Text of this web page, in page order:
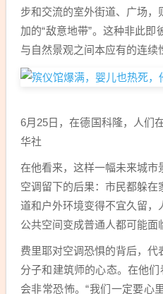
步和交流的室外街道、广场
加的“敌意地带”。这种非此
与自然景观之间本应有的连续
6月25日，在德国科隆，人们
华社
在他看来，这样一幅未来城
空调留下的后果：市民都躲
道和户外环境变得不宜久留
公共空间变成普通人都可能面
费里耶对空调恐惧的背后，
分子和建筑师的心态。在他们
会非常恐怖。“我们一定要心